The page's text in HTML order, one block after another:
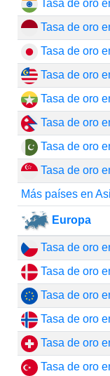
Tasa de oro
Tasa de oro
Tasa de oro
Tasa de oro
Tasa de oro
Tasa de oro
Tasa de oro
Tasa de oro
Más países en
Europa
Tasa de oro
Tasa de oro
Tasa de oro
Tasa de oro
Tasa de oro
Tasa de oro